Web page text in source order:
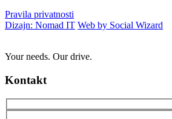
Pravila privatnosti
Dizajn: Nomad IT Web by Social Wizard
Your needs. Our drive.
Kontakt